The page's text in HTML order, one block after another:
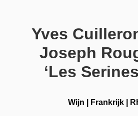
Yves
Joseph
‘Les
Wijn Frankrijk